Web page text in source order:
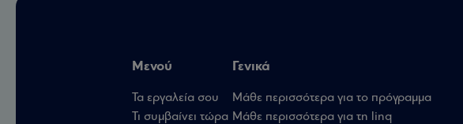
Μενού
Τα εργαλεία σου
Τι συμβαίνει τώρα
Γενικά
Μάθε περισσότερα για το πρόγραμμα
Μάθε περισσότερα για τη linq